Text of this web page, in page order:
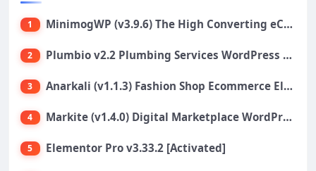
1 MinimogWP (v3.9.6) The High Converting eCommerce WordPress Theme
2 Plumbio v2.2 Plumbing Services WordPress Theme
3 Anarkali (v1.1.3) Fashion Shop Ecommerce Elementor Theme
4 Markite (v1.4.0) Digital Marketplace WordPress Theme
5 Elementor Pro v3.33.2 [Activated]